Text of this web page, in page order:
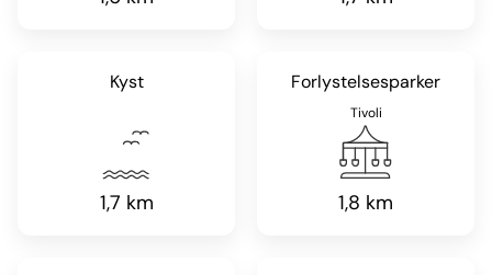
Kyst
1,7 km
Forlystelsesparker
Tivoli
1,8 km